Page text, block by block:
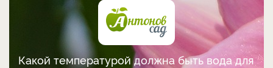
Какой температурой должна быть вода для